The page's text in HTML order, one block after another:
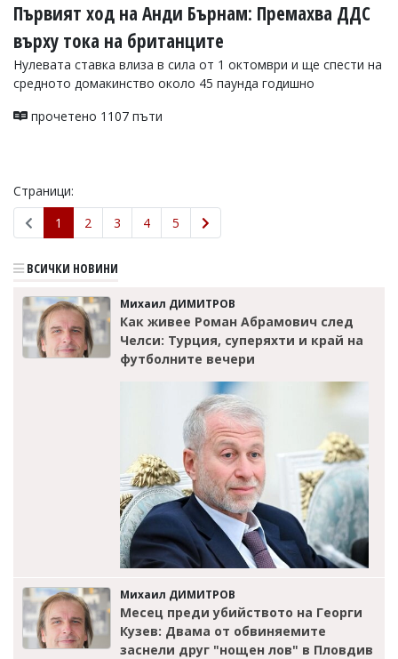
Първият ход на Анди Бърнам: Премахва ДДС
върху тока на британците
Нулевата ставка влиза в сила от 1 октомври и ще спести на
средното домакинство около 45 паунда годишно
прочетено 1107 пъти
Страници:
1
2 3 4 5
ВСИЧКИ НОВИНИ
Михаил ДИМИТРОВ
Как живее Роман Абрамович след
Челси: Турция, суперяхти и край на
футболните вечери
Михаил ДИМИТРОВ
Месец преди убийството на Георги
Кузев: Двама от обвиняемите
заснели друг "нощен лов" в Пловдив